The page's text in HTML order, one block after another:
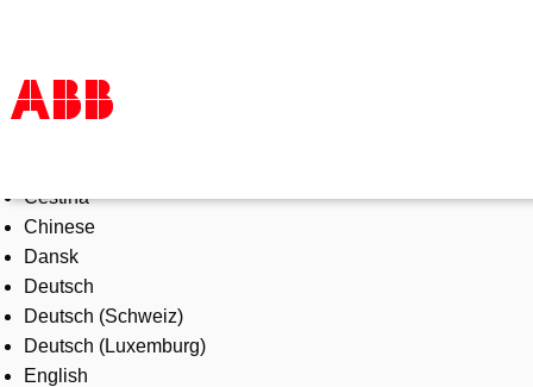
Products & Solutions
Industries
Services
About us
Where to buy
Contact us
Careers
Čeština
Chinese
Dansk
Deutsch
Deutsch (Schweiz)
Deutsch (Luxemburg)
English